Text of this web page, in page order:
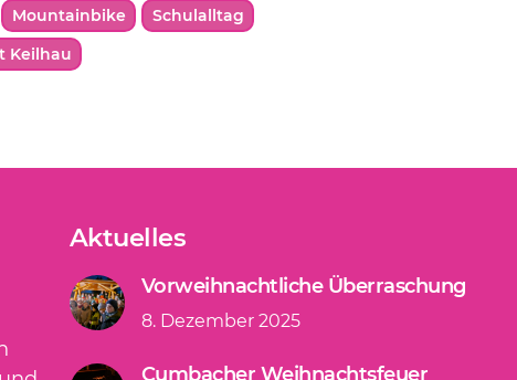
Mountainbike
Schulalltag
Keilhau
Aktuelles
Vorweihnachtliche Überraschung
8. Dezember 2025
Cumbacher Weihnachtsfeuer